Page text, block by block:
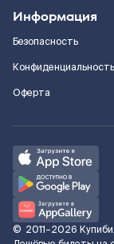
Информация
Безопасность
Конфиденциальность
Оферта
© 2011–2026